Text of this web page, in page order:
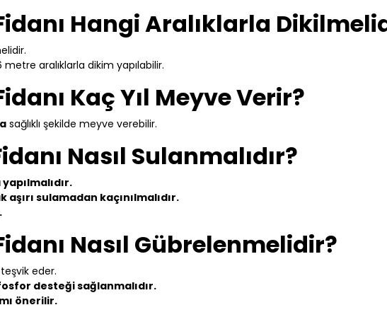
Hangi Aralıklarla
aralıklarla dikim yapılabilir.
Kaç Yıl Meyve Verir?
sağlıklı şekilde meyve verebilir.
Nasıl Sulanmalıdır?
sulamadan kaçınılmalıdır.
Nasıl Gübrelenmelidir?
eder.
desteği sağlanmalıdır.
önerilir.